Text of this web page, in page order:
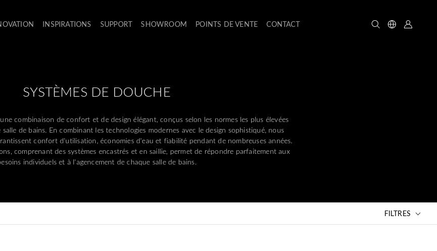
INSPIRATIONS SUPPORT SHOWROOM POINTS DE VENTE CONTACT
SYSTÈMES DE DOUCHE
combinaison de confort et de design élégant, conçus selon les normes les plus élevées
de bains. En combinant les technologies modernes avec le design sophistiqué, nous
confort d'utilisation, économies d'eau et fiabilité pendant de nombreuses années.
comprenant des systèmes encastrés et en saillie, permet de répondre parfaitement aux
individuels et à l'agencement de chaque salle de bains.
FILTRES